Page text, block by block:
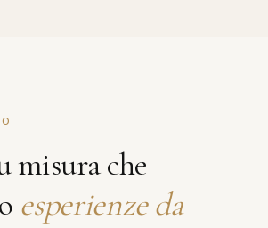
misura che
esperienze da